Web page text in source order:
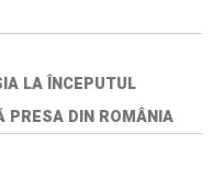
LA ÎNCEPUTUL
PRESA DIN ROMÂNIA